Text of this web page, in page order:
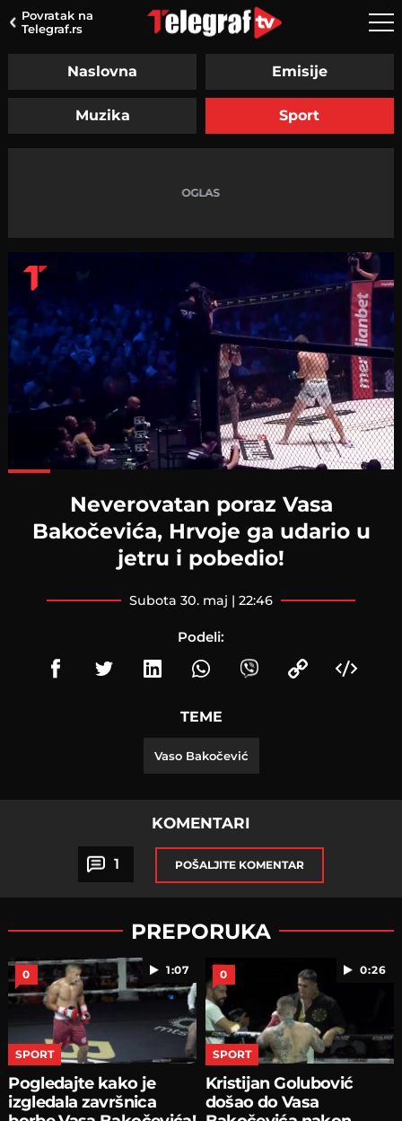
Povratak na
Telegraf.rs
Naslovna Emisije
Muzika Sport
Neverovatan poraz Vasa
Bakočevića, Hrvoje ga udario u
jetru i pobedio!
subota 30. maj | 22:46
Podeli:
TEME
Vaso Bakočević
KOMENTARI
1 POŠALJITE KOMENTAR
PREPORUKA
1:07
0
SPORT
Pogledajte kako je
izgledala završnica
0:26
0
SPORT
Kristijan Golubović
došao do Vasa